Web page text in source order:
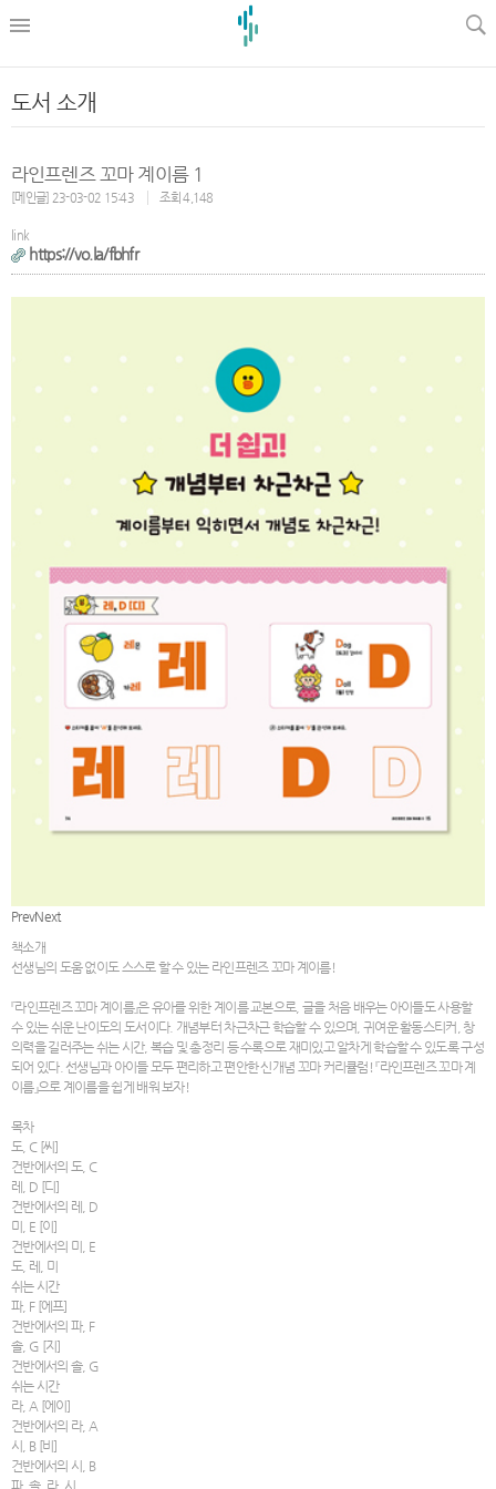
도서 소개
라인프렌즈 꼬마 계이름 1
[메인글] 23-03-02 15:43 조회 4,148
link
https://vo.la/fbhfr
PrevNext
책소개
선생님의 도움 없이도 스스로 할 수 있는 라인프렌즈 꼬마 계이름!
『라인프렌즈 꼬마 계이름』은 유아를 위한 계이름 교본으로, 글을 처음 배우는 아이들도 사용할
수 있는 쉬운 난이도의 도서이다. 개념부터 차근차근 학습할 수 있으며, 귀여운 활동스티커, 창
의력을 길러주는 쉬는 시간, 복습 및 총정리 등 수록으로 재미있고 알차게 학습할 수 있도록 구성
되어 있다. 선생님과 아이들 모두 편리하고 편안한 신개념 꼬마 커리큘럼! 『라인프렌즈 꼬마 계
이름』으로 계이름을 쉽게 배워 보자!
목차
도, C [씨]
건반에서의 도, C
레, D [디]
건반에서의 레, D
미, E [이]
건반에서의 미, E
도, 레, 미
쉬는 시간
파, F [에프]
건반에서의 파, F
솔, G [지]
건반에서의 솔, G
쉬는 시간
라, A [에이]
건반에서의 라, A
시, B [비]
건반에서의 시, B
파, 솔, 라, 시